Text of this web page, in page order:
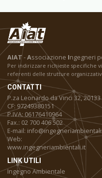
AIAT-Associazione Ingegneri
Per indirizzare richieste specifiche
referenti delle strutture
CONTATTI
P.za Leonardo da Vinci 32,
CF: 97249380151
P.IVA: 06176410964
Fax.: 02 700 406 502
E-mail:
Web:
www.ingegneriambientali.it
LINK UTILI
Ingegno Ambientale